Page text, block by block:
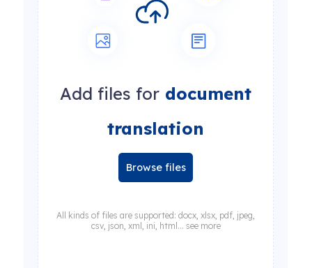
Add files for document
translation
Browse files
All kinds of files are supported: docx, xlsx, pdf, jpeg,
csv, json, xml, ini, html... see more